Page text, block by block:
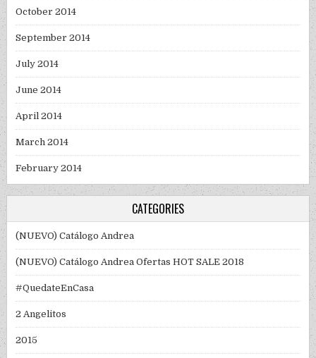
October 2014
September 2014
July 2014
June 2014
April 2014
March 2014
February 2014
CATEGORIES
(NUEVO) Catálogo Andrea
(NUEVO) Catálogo Andrea Ofertas HOT SALE 2018
#QuedateEnCasa
2 Angelitos
2015